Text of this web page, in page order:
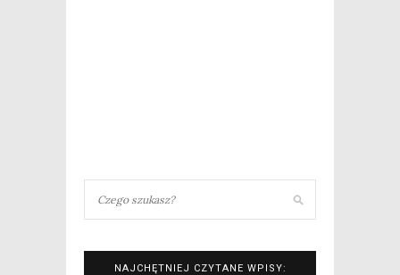
NAJCHĘTNIEJ CZYTANE WPISY: